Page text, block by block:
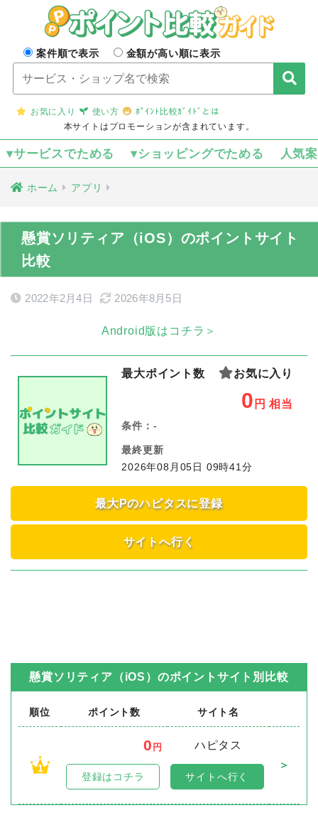
案件順で表示 金額が高い順に表示
お気に入り 使い方
ﾎﾟｲﾝﾄ比較ｶﾞｲﾄﾞとは
本サイトはプロモーションが含まれています。
▾サービスでためる ▾ショッピングでためる 人気
ホーム アプリ
懸賞ソリティア（iOS）のポイントサイト
比較
2022年2月4日 2026年8月5日
Android版はコチラ＞
最大ポイント数 お気に入り
0 円 相当
条件： -
最終更新
2026年08月05日 09時41分
最大Pのハピタスに登録
サイトへ行く
懸賞ソリティア（iOS） のポイントサイト別比較
順位 ポイント数 サイト名
1
0 円
ハピタス
＞
登録はコチラ サイトへ行く